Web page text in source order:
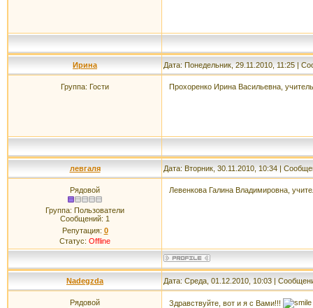
Ирина Дата: Понедельник, 29.11.2010, 11:25 |
Группа: Гости Прохоренко Ирина Васильевна,
левгаля Дата: Вторник, 30.11.2010, 10:34 |
Рядовой
Группа: Пользователи
Сообщений: 1
Репутация: 0
Статус: Offline
Левенкова Галина Владимировна,
Nadegzda Дата: Среда, 01.12.2010, 10:03 |
Рядовой Здравствуйте, вот и я с Вами!!!